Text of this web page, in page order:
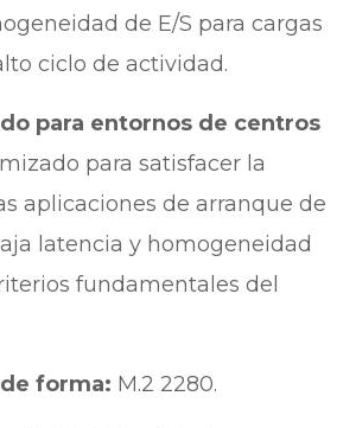
de E/S para cargas
ciclo de actividad.
para entornos de centros
para satisfacer la
aplicaciones de arranque de
latencia y homogeneidad
fundamentales del
forma: M.2 2280.